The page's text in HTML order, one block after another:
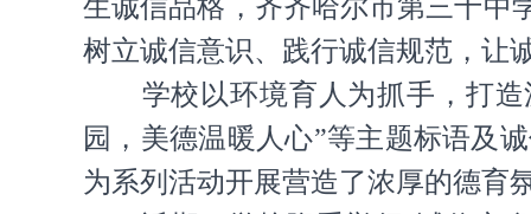
生诚信品格，齐齐哈尔市第三十中
树立诚信意识、践行诚信规范，让
学校以环境育人为抓手，打
园，美德温暖人心”等主题标语及
为系列活动开展营造了浓厚的德育